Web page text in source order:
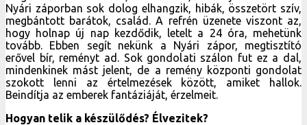
Nyári záporban sok dolog elhangzik, hibák, összetört szív,
megbántott barátok, család. A refrén üzenete viszont az,
hogy holnap új nap kezdődik, letelt a 24 óra, mehetünk
tovább. Ebben segít nekünk a Nyári zápor, megtisztító
erővel bír, reményt ad. Sok gondolati szálon fut ez a dal,
mindenkinek mást jelent, de a remény központi gondolat
szokott lenni az értelmezések között, amiket hallok.
Beindítja az emberek fantáziáját, érzelmeit.
Hogyan telik a készülődés? Élvezitek?